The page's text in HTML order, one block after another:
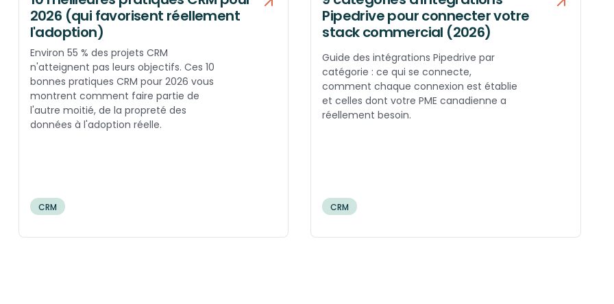
2026 (qui favorisent réellement
l'adoption)
Environ 55 % des projets CRM
n'atteignent pas leurs objectifs. Ces 10
bonnes pratiques CRM pour 2026 vous
montrent comment faire partie de
l'autre moitié, de la propreté des
données à l'adoption réelle.
CRM
Pipedrive pour connecter votre
stack commercial (2026)
Guide des intégrations Pipedrive par
catégorie : ce qui se connecte,
comment chaque connexion est établie
et celles dont votre PME canadienne a
réellement besoin.
CRM